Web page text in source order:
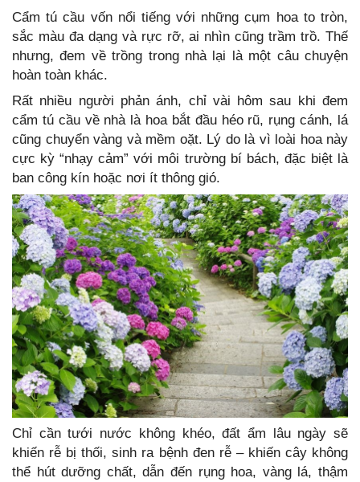
Cẩm tú cầu vốn nổi tiếng với những cụm hoa to tròn,
sắc màu đa dạng và rực rỡ, ai nhìn cũng trầm trồ. Thế
nhưng, đem về trồng trong nhà lại là một câu chuyện
hoàn toàn khác.
Rất nhiều người phản ánh, chỉ vài hôm sau khi đem
cẩm tú cầu về nhà là hoa bắt đầu héo rũ, rụng cánh, lá
cũng chuyển vàng và mềm oặt. Lý do là vì loài hoa này
cực kỳ “nhạy cảm” với môi trường bí bách, đặc biệt là
ban công kín hoặc nơi ít thông gió.
Chỉ cần tưới nước không khéo, đất ẩm lâu ngày sẽ
khiến rễ bị thối, sinh ra bệnh đen rễ – khiến cây không
thể hút dưỡng chất, dẫn đến rụng hoa, vàng lá, thậm